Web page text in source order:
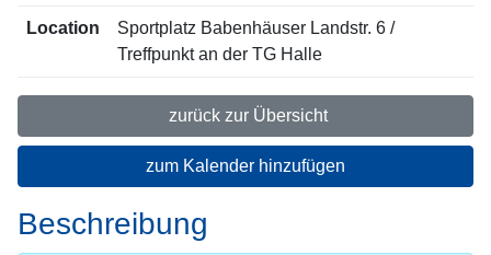
Location
Sportplatz Babenhäuser Landstr. 6 /
Treffpunkt an der TG Halle
zurück zur Übersicht
zum Kalender hinzufügen
Beschreibung